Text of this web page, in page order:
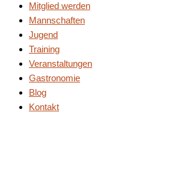
Mitglied werden
Mannschaften
Jugend
Training
Veranstaltungen
Gastronomie
Blog
Kontakt